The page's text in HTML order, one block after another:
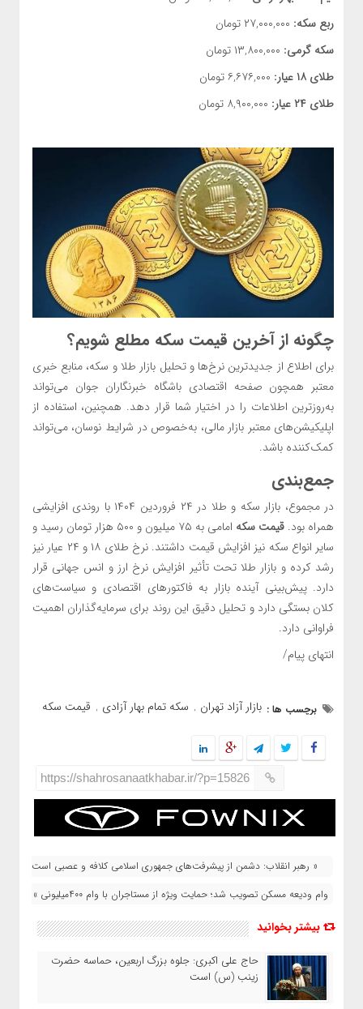
ربع سکه:
سکه گرمی:
طلای ۱۸ عیار:
طلای ۲۴ عیار:
چگونه از آخرین قیمت سکه مطلع شویم؟
برای اطلاع از جدیدترین نرخ‌ها و تحلیل بازار طلا و سکه، منابع خبری
معتبر همچون صفحه اقتصادی باشگاه خبرنگاران جوان می‌تواند
به‌روزترین اطلاعات را در اختیار شما قرار دهد. همچنین، استفاده از
اپلیکیشن‌های معتبر بازار مالی، به‌خصوص در شرایط نوسان، می‌تواند
کمک‌کننده باشد.
جمع‌بندی
در مجموع، بازار سکه و طلا در ۲۴ فروردین ۱۴۰۴ با روندی افزایشی
همراه بود. قیمت سکه
امامی به ۷۵ میلیون و ۵۰۰ هزار تومان رسید و
سایر انواع سکه نیز افزایش قیمت داشتند. نرخ طلای ۱۸ و ۲۴ عیار نیز
رشد کرده و بازار طلا تحت تأثیر افزایش نرخ ارز و انس جهانی قرار
دارد. پیش‌بینی آینده بازار به فاکتورهای اقتصادی و سیاست‌های
کلان بستگی دارد و تحلیل دقیق این روند برای سرمایه‌گذاران اهمیت
فراوانی دارد.
انتهای پیام/
برچسب ها : بازار آزاد تهران , سکه تمام بهار آزادی , قیمت سکه
https://shahrosanaatkhabar.ir/?p=15826
« رهبر انقلاب: دشمن از پیشرفت‌های جمهوری اسلامی کلافه و عصبی است
وام ودیعه مسکن تصویب شد؛ حمایت ویژه از مستاجران با وام ۴۰۰میلیونی »
بیشتر بخوانید
حاج‌ علی‌ اکبری: جلوه بزرگ اربعین، حماسه حضرت
زینب (س) است